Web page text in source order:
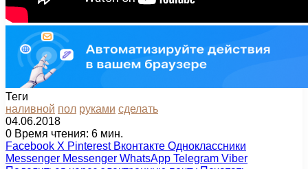
Теги
наливной пол руками сделать
04.06.2018
0 Время чтения: 6 мин.
Facebook X Pinterest Вконтакте Одноклассники
Messenger Messenger WhatsApp Telegram Viber